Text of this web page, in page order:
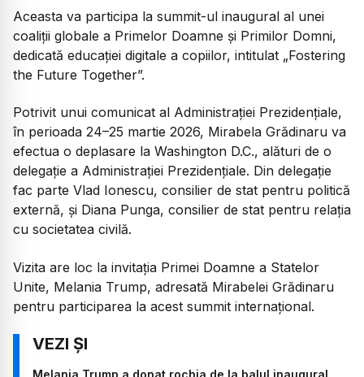
Aceasta va participa la summit-ul inaugural al unei
coaliții globale a Primelor Doamne și Primilor Domni,
dedicată educației digitale a copiilor, intitulat „Fostering
the Future Together”.
Potrivit unui comunicat al Administrației Prezidențiale,
în perioada 24–25 martie 2026, Mirabela Grădinaru va
efectua o deplasare la Washington D.C., alături de o
delegație a Administrației Prezidențiale. Din delegație
fac parte Vlad Ionescu, consilier de stat pentru politică
externă, și Diana Punga, consilier de stat pentru relația
cu societatea civilă.
Vizita are loc la invitația Primei Doamne a Statelor
Unite, Melania Trump, adresată Mirabelei Grădinaru
pentru participarea la acest summit internațional.
Melania Trump a donat rochia de la balul inaugural